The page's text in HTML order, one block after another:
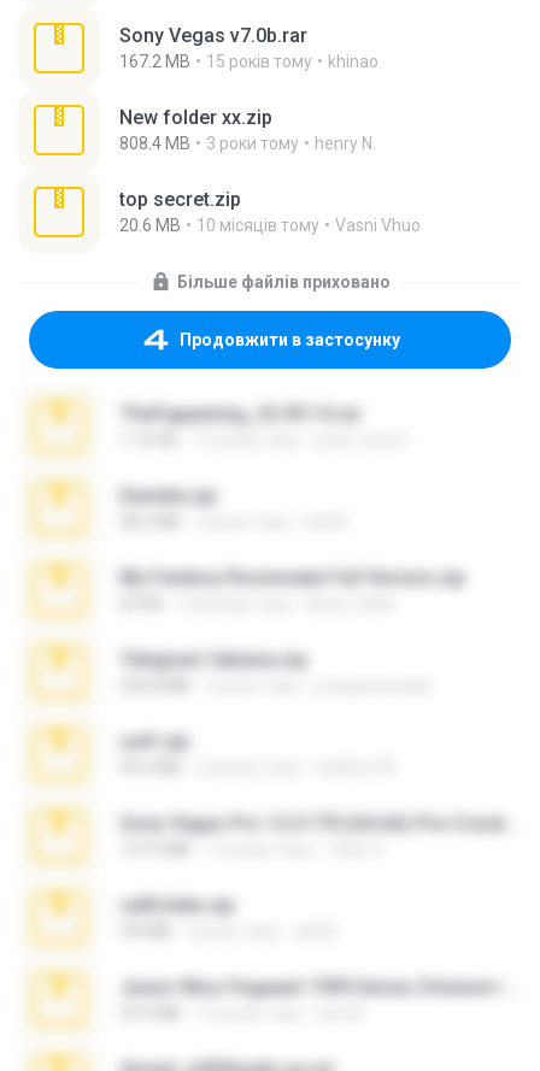
Sony Vegas v7.0b.rar
167.2 MB 15 років тому khinao
New folder xx.zip
808.4 MB 3 роки тому henry N.
top secret.zip
20.6 MB 10 місяців тому Vasni Vhuo
Більше файлів приховано
Продовжити в застосунку
TheFappening_22.09.14.rar
Daniela.zip
My Femboy Roommate Full Version.zip
Telegram fabiana.zip
ouh!.zip
cellfolder.zip